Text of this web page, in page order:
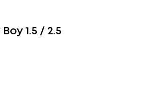
1.5 / 2.5